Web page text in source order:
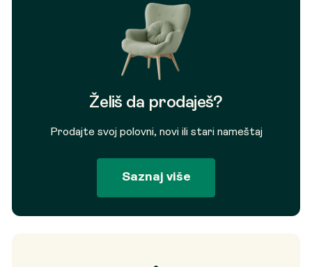
Želiš da prodaješ?
Prodajte svoj polovni, novi ili stari nameštaj
Saznaj više